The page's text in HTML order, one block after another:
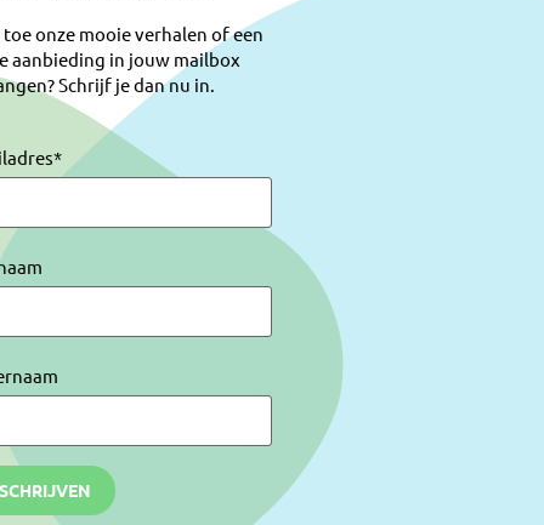
onze mooie verhalen of een
aanbieding in jouw mailbox
Schrijf je dan nu in.
*